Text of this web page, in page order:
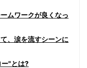
ムワークが良くなっ
、涙を流すシーンに
"とは?